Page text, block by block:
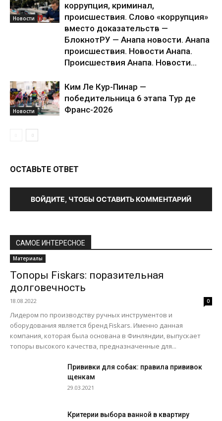
Новости
коррупция, криминал,
происшествия. Слово «коррупция»
вместо доказательств —
БлокнотРУ — Анапа новости. Анапа
происшествия. Новости Анапа.
Происшествия Анапа. Новости...
Новости
Ким Ле Кур-Пинар —
победительница 6 этапа Тур де
Франс-2026
ОСТАВЬТЕ ОТВЕТ
ВОЙДИТЕ, ЧТОБЫ ОСТАВИТЬ КОММЕНТАРИЙ
САМОЕ ИНТЕРЕСНОЕ
Материалы
Топоры Fiskars: поразительная
долговечность
18.08.2022 0
Лидером по производству ручных инструментов и
оборудования является бренд Fiskars. Именно данная
компания, которая была основана в Финляндии, выпускает
топоры высокого качества, предназначенные для...
Прививки для собак: правила прививок
щенкам
29.03.2021
Критерии выбора ванной в квартиру